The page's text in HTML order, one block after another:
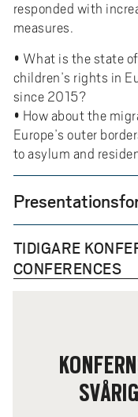
responded with
measures.
• What is the state
children’s rights in
since 2015?
• How about the
Europe’s outer
to asylum and
TIDIGARE
CONFERENCES